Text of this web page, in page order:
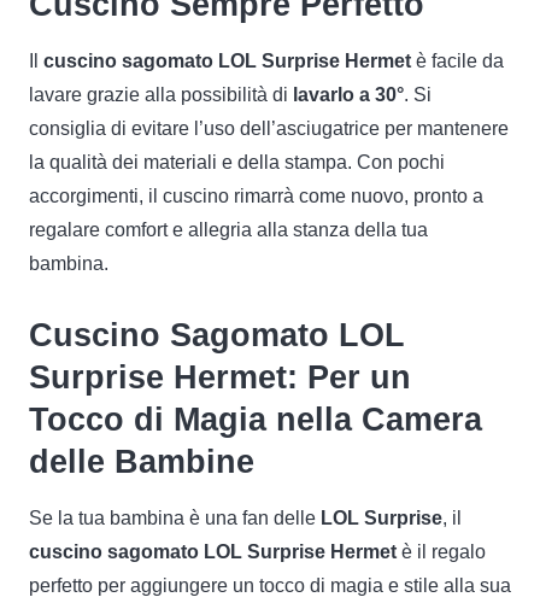
cuscino sagomato LOL Surprise Hermet è facile da
lavare grazie alla possibilità di lavarlo a 30°. Si
consiglia di evitare l’uso dell’asciugatrice per mantenere
la qualità dei materiali e della stampa. Con pochi
accorgimenti, il cuscino rimarrà come nuovo, pronto a
regalare comfort e allegria alla stanza della tua
bambina.
Cuscino Sagomato LOL
Surprise Hermet: Per un
Tocco di Magia nella Camera
delle Bambine
Se la tua bambina è una fan delle LOL Surprise, il
cuscino sagomato LOL Surprise Hermet è il regalo
perfetto per aggiungere un tocco di magia e stile alla sua